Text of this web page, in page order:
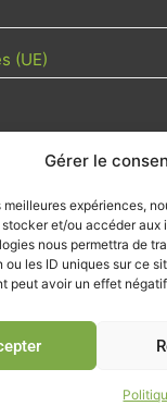
Gérer le
meilleures expériences,
et/ou accéder aux
nous permettra de
ou les ID uniques sur ce
peut avoir un effet
(UE)
DE LA FILIÈRE
les articles
vous importants de la
d'info